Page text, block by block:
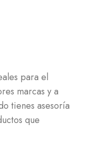
para el
marcas y a
tienes asesoría
que